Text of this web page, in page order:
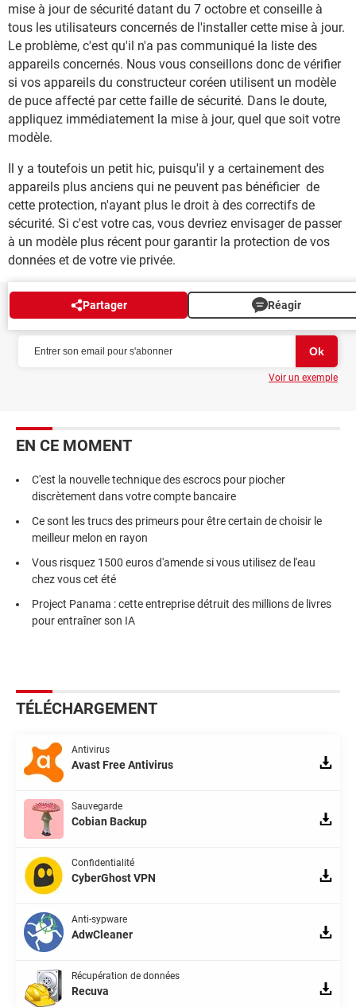
mise à jour de sécurité datant du 7 octobre et conseille à
tous les utilisateurs concernés de l'installer cette mise à jour.
Le problème, c'est qu'il n'a pas communiqué la liste des
appareils concernés. Nous vous conseillons donc de vérifier
si vos appareils du constructeur coréen utilisent un modèle
de puce affecté par cette faille de sécurité. Dans le doute,
appliquez immédiatement la mise à jour, quel que soit votre
modèle.
Il y a toutefois un petit hic, puisqu'il y a certainement des
appareils plus anciens qui ne peuvent pas bénéficier de
cette protection, n'ayant plus le droit à des correctifs de
sécurité. Si c'est votre cas, vous devriez envisager de passer
à un modèle plus récent pour garantir la protection de vos
données et de votre vie privée.
Partager Réagir
NEWSLETTER
Voir un exemple
EN CE MOMENT
C'est la nouvelle technique des escrocs pour piocher
discrètement dans votre compte bancaire
Ce sont les trucs des primeurs pour être certain de choisir le
meilleur melon en rayon
Vous risquez 1500 euros d'amende si vous utilisez de l'eau
chez vous cet été
Project Panama : cette entreprise détruit des millions de livres
pour entraîner son IA
TÉLÉCHARGEMENT
Antivirus
Avast Free Antivirus
Sauvegarde
Cobian Backup
Confidentialité
CyberGhost VPN
Anti-sypware
AdwCleaner
Récupération de données
Recuva